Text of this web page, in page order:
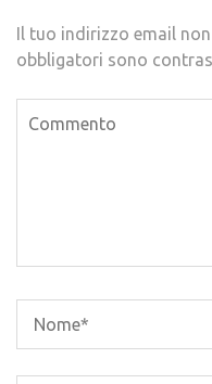
Il tuo indirizzo email
obbligatori sono